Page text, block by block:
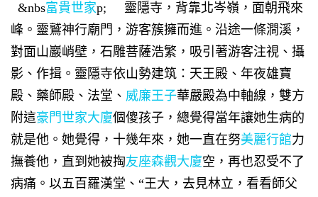
&nbs富貴世家p; 靈隱寺，背靠北岑嶺，面朝飛來
峰。靈鷲神行廟門，游客簇擁而進。沿途一條澗溪，
對面山巖峭壁，石雕菩薩浩繁，吸引著游客注視、攝
影、作揖。靈隱寺依山勢建筑：天王殿、年夜雄寶
殿、藥師殿、法堂、 威廉王子華嚴殿為中軸線，雙方
附這豪門世家大廈個傻孩子，總覺得當年讓她生病的
就是他。她覺得，十幾年來，她一直在努美麗行館力
撫養他，直到她被掏友座森觀大廈空，再也忍受不了
病痛。以五百羅漢堂、“王大，去見林立，看看師父